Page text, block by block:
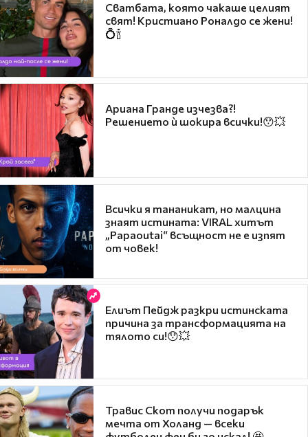
Сватбата, която чакаше целият
свят! Кристиано Роналдо се жени!
💍🍾
Ариана Гранде изчезва?!
Решението ѝ шокира всички!😯💥
Всички я тананикат, но малцина
знаят истината: VIRAL хитът
„Papaoutai“ всъщност не е изпят
от човек!
Елиът Пейдж разкри истинската
причина за трансформацията на
тялото си!😯💥
Травис Скот получи подарък
мечта от Холанд — всеки